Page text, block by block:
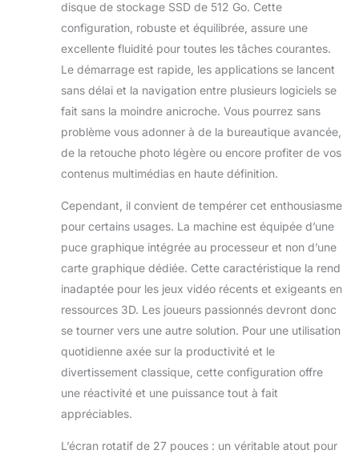
haute qualité,
résistant et ne se
casse pas
facilement. Écran
rotatif et relevable
: la hauteur de
l'écran de cet
bureau peut être
réglée à volonté,
réglable entre
cm, prend en
charge le réglage
avant et arrière de
- 3 ° - 30 °, offrant
un angle de vision
réglable et
supporte
également la
sens des aiguilles
d'une montre de
90 °. Ce PC tout-
images complètes
disque de stockage SSD de 512 Go. Cette
configuration, robuste et équilibrée, assure une
excellente fluidité pour toutes les tâches courantes.
Le démarrage est rapide, les applications se lancent
sans délai et la navigation entre plusieurs logiciels se
fait sans la moindre anicroche. Vous pourrez sans
problème vous adonner à de la bureautique avancée,
de la retouche photo légère ou encore profiter de vos
contenus multimédias en haute définition.
Cependant, il convient de tempérer cet enthousiasme
pour certains usages. La machine est équipée d’une
puce graphique intégrée au processeur et non d’une
carte graphique dédiée. Cette caractéristique la rend
inadaptée pour les jeux vidéo récents et exigeants en
ressources 3D. Les joueurs passionnés devront donc
se tourner vers une autre solution. Pour une utilisation
quotidienne axée sur la productivité et le
divertissement classique, cette configuration offre
une réactivité et une puissance tout à fait
appréciables.
L’écran rotatif de 27 pouces : un véritable atout pour